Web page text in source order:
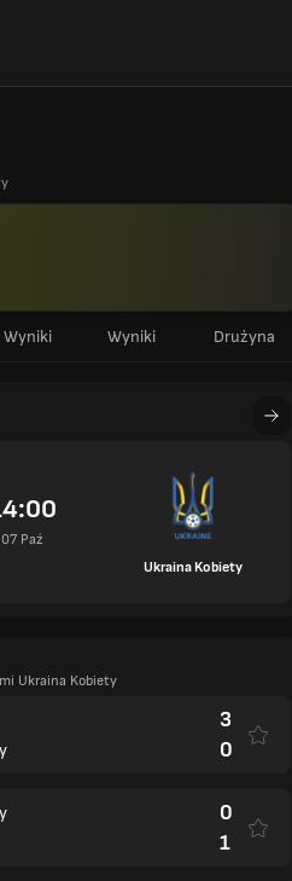
Wyniki Wyniki Drużyna
07 Paź
Ukraina Kobiety
Ukraina Kobiety
3
0
0
1